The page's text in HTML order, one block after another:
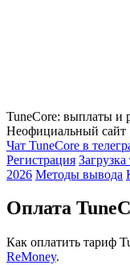
TuneCore: выплаты и
Неофициальный сайт
Чат TuneCore в
Регистрация Загрузка
2026 Методы вывода
Оплата
Как оплатить тариф
ReMoney.